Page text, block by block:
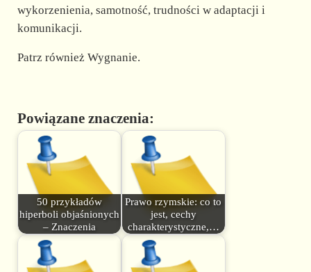
wykorzenienia, samotność, trudności w adaptacji i
komunikacji.
Patrz również Wygnanie.
Powiązane znaczenia:
50 przykładów
hiperboli objaśnionych
– Znaczenia
Prawo rzymskie: co to
jest, cechy
charakterystyczne,…